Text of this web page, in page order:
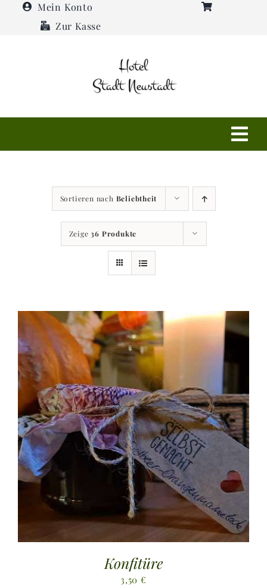
Mein Konto
Zur Kasse
Restaurant
Anfahrt + Kontakt
Sortieren nach Beliebtheit
Zeige36 Produkte
Konfitüre
3,50€